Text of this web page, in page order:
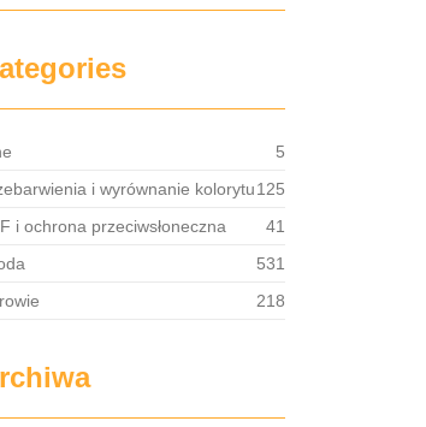
5
i wyrównanie kolorytu125
i ochrona przeciwsłoneczna
41
531
218